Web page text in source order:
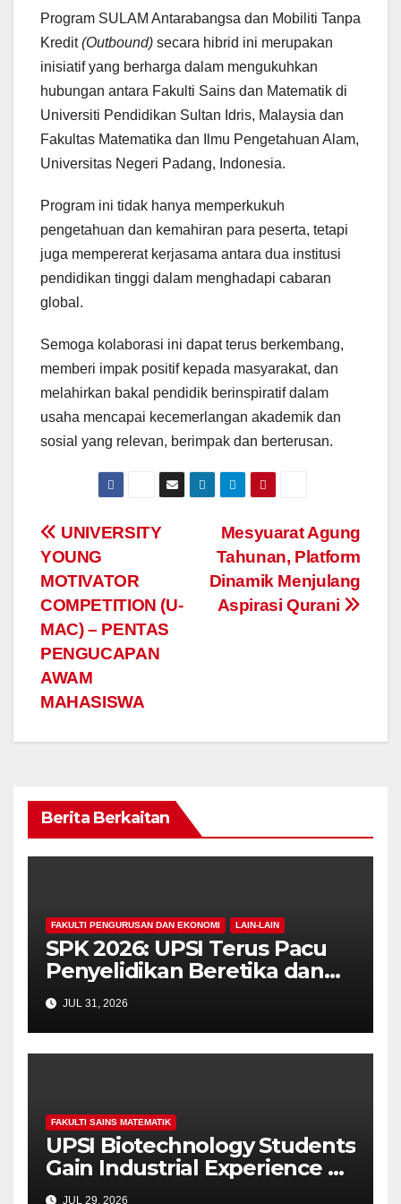
Program SULAM Antarabangsa dan Mobiliti Tanpa
Kredit(Outbound) secara hibrid ini merupakan
inisiatif yang berharga dalam mengukuhkan
hubungan antara Fakulti Sains dan Matematik di
Universiti Pendidikan Sultan Idris, Malaysia dan
Fakultas Matematika dan Ilmu Pengetahuan Alam,
Universitas Negeri Padang, Indonesia.
Program ini tidak hanya memperkukuh
pengetahuan dan kemahiran para peserta, tetapi
juga mempererat kerjasama antara dua institusi
pendidikan tinggi dalam menghadapi cabaran
global.
Semoga kolaborasi ini dapat terus berkembang,
memberi impak positif kepada masyarakat, dan
melahirkan bakal pendidik berinspiratif dalam
usaha mencapai kecemerlangan akademik dan
sosial yang relevan, berimpak dan berterusan.
Navigasi
kiriman
Mesyuarat Agung
Tahunan, Platform
Dinamik Menjulang
Aspirasi Qurani
UNIVERSITY
YOUNG
MOTIVATOR
COMPETITION (U-
MAC) – PENTAS
PENGUCAPAN
AWAM
MAHASISWA
Berita Berkaitan
FAKULTI PENGURUSAN DAN EKONOMI LAIN-LAIN
SPK 2026: UPSI Terus Pacu
Penyelidikan Beretika dan
Inovasi Berteraskan
Manusiawi Dalam Era AI
JUL 31, 2026
FAKULTI SAINS MATEMATIK
UPSI Biotechnology Students
Gain Industrial Experience at
Yakult Malaysia
JUL 29, 2026